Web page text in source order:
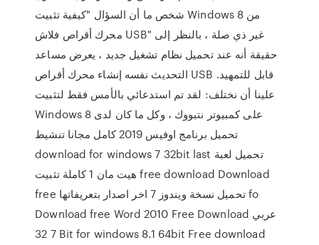
شخص ما أن السؤال "كيفية تثبيت Windows 8 من
محرك أقراص فلاش USB" غير ذي صلة ، بالنظر إلى
حقيقة أنه عند تحميل نظام تشغيل جديد ، يعرض مساعد
التحديث نفسه إنشاء محرك أقراص USB قابل للتمهيد.
علينا أن نختلف: لقد تم استدعائي بالأمس فقط لتثبيت
Windows 8 على كمبيوتر نتبووك ، وكل ما كان لدى
تحميل برنامج اوفيس 2019 كامل مجانا تنشيط
download for windows 7 32bit last تحميل لعبة
هيت مان 1 كاملة تثبيت free download Download
free تحميل نسخة ويندوز 7 اخر اصدار بتعريفاتها fo
Download free Word 2010 Free Download عربي
7 32 Bit for windows 8.1 64bit Free download